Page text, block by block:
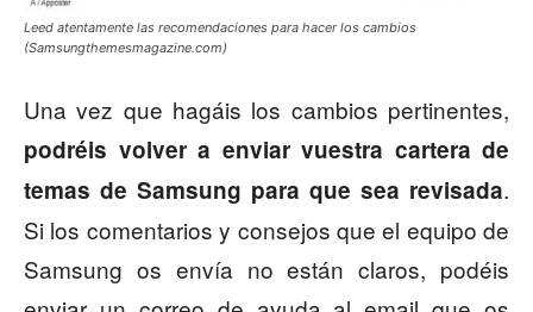
Leed atentamente las recomendaciones para hacer los cambios
(Samsungthemesmagazine.com)
Una vez que hagáis los cambios pertinentes,
podréis volver a enviar vuestra cartera de
temas de Samsung para que sea revisada.
Si los comentarios y consejos que el equipo de
Samsung os envía no están claros, podéis